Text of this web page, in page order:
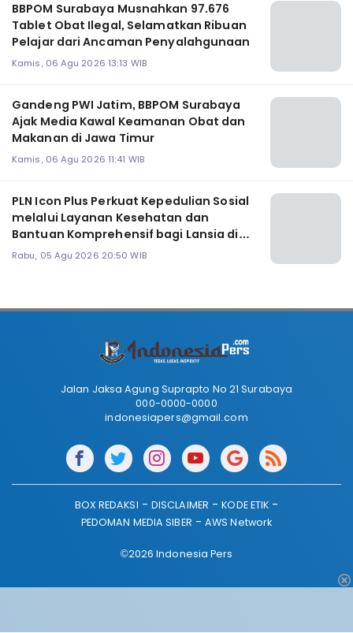
BBPOM Surabaya Musnahkan 97.676
Tablet Obat Ilegal, Selamatkan Ribuan
Pelajar dari Ancaman Penyalahgunaan
Kamis, 06 Agu 2026 13:13 WIB
Gandeng PWI Jatim, BBPOM Surabaya
Ajak Media Kawal Keamanan Obat dan
Makanan di Jawa Timur
Kamis, 06 Agu 2026 11:41 WIB
PLN Icon Plus Perkuat Kepedulian Sosial
melalui Layanan Kesehatan dan
Bantuan Komprehensif bagi Lansia di
Malang
Rabu, 05 Agu 2026 20:50 WIB
Jalan Jaksa Agung Suprapto No 21 Surabaya
000-0000-0000
indonesiapers@gmail.com
BOX REDAKSI DISCLAIMER
KODE ETIK
PEDOMAN MEDIA SIBER
AWS Network
©2026 Indonesia Pers